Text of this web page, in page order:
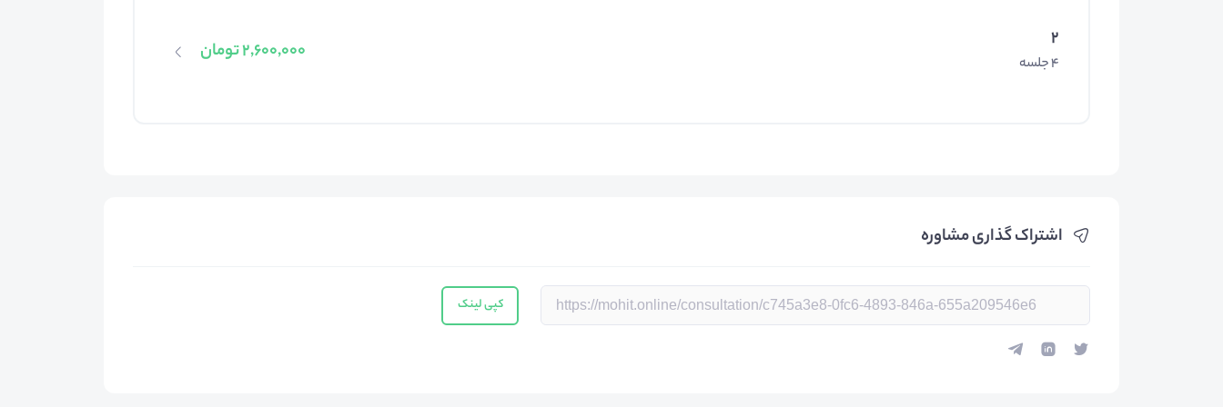
2
4 جلسه 2,600,000 تومان
اشتراک گذاری مشاوره
کپی لینک